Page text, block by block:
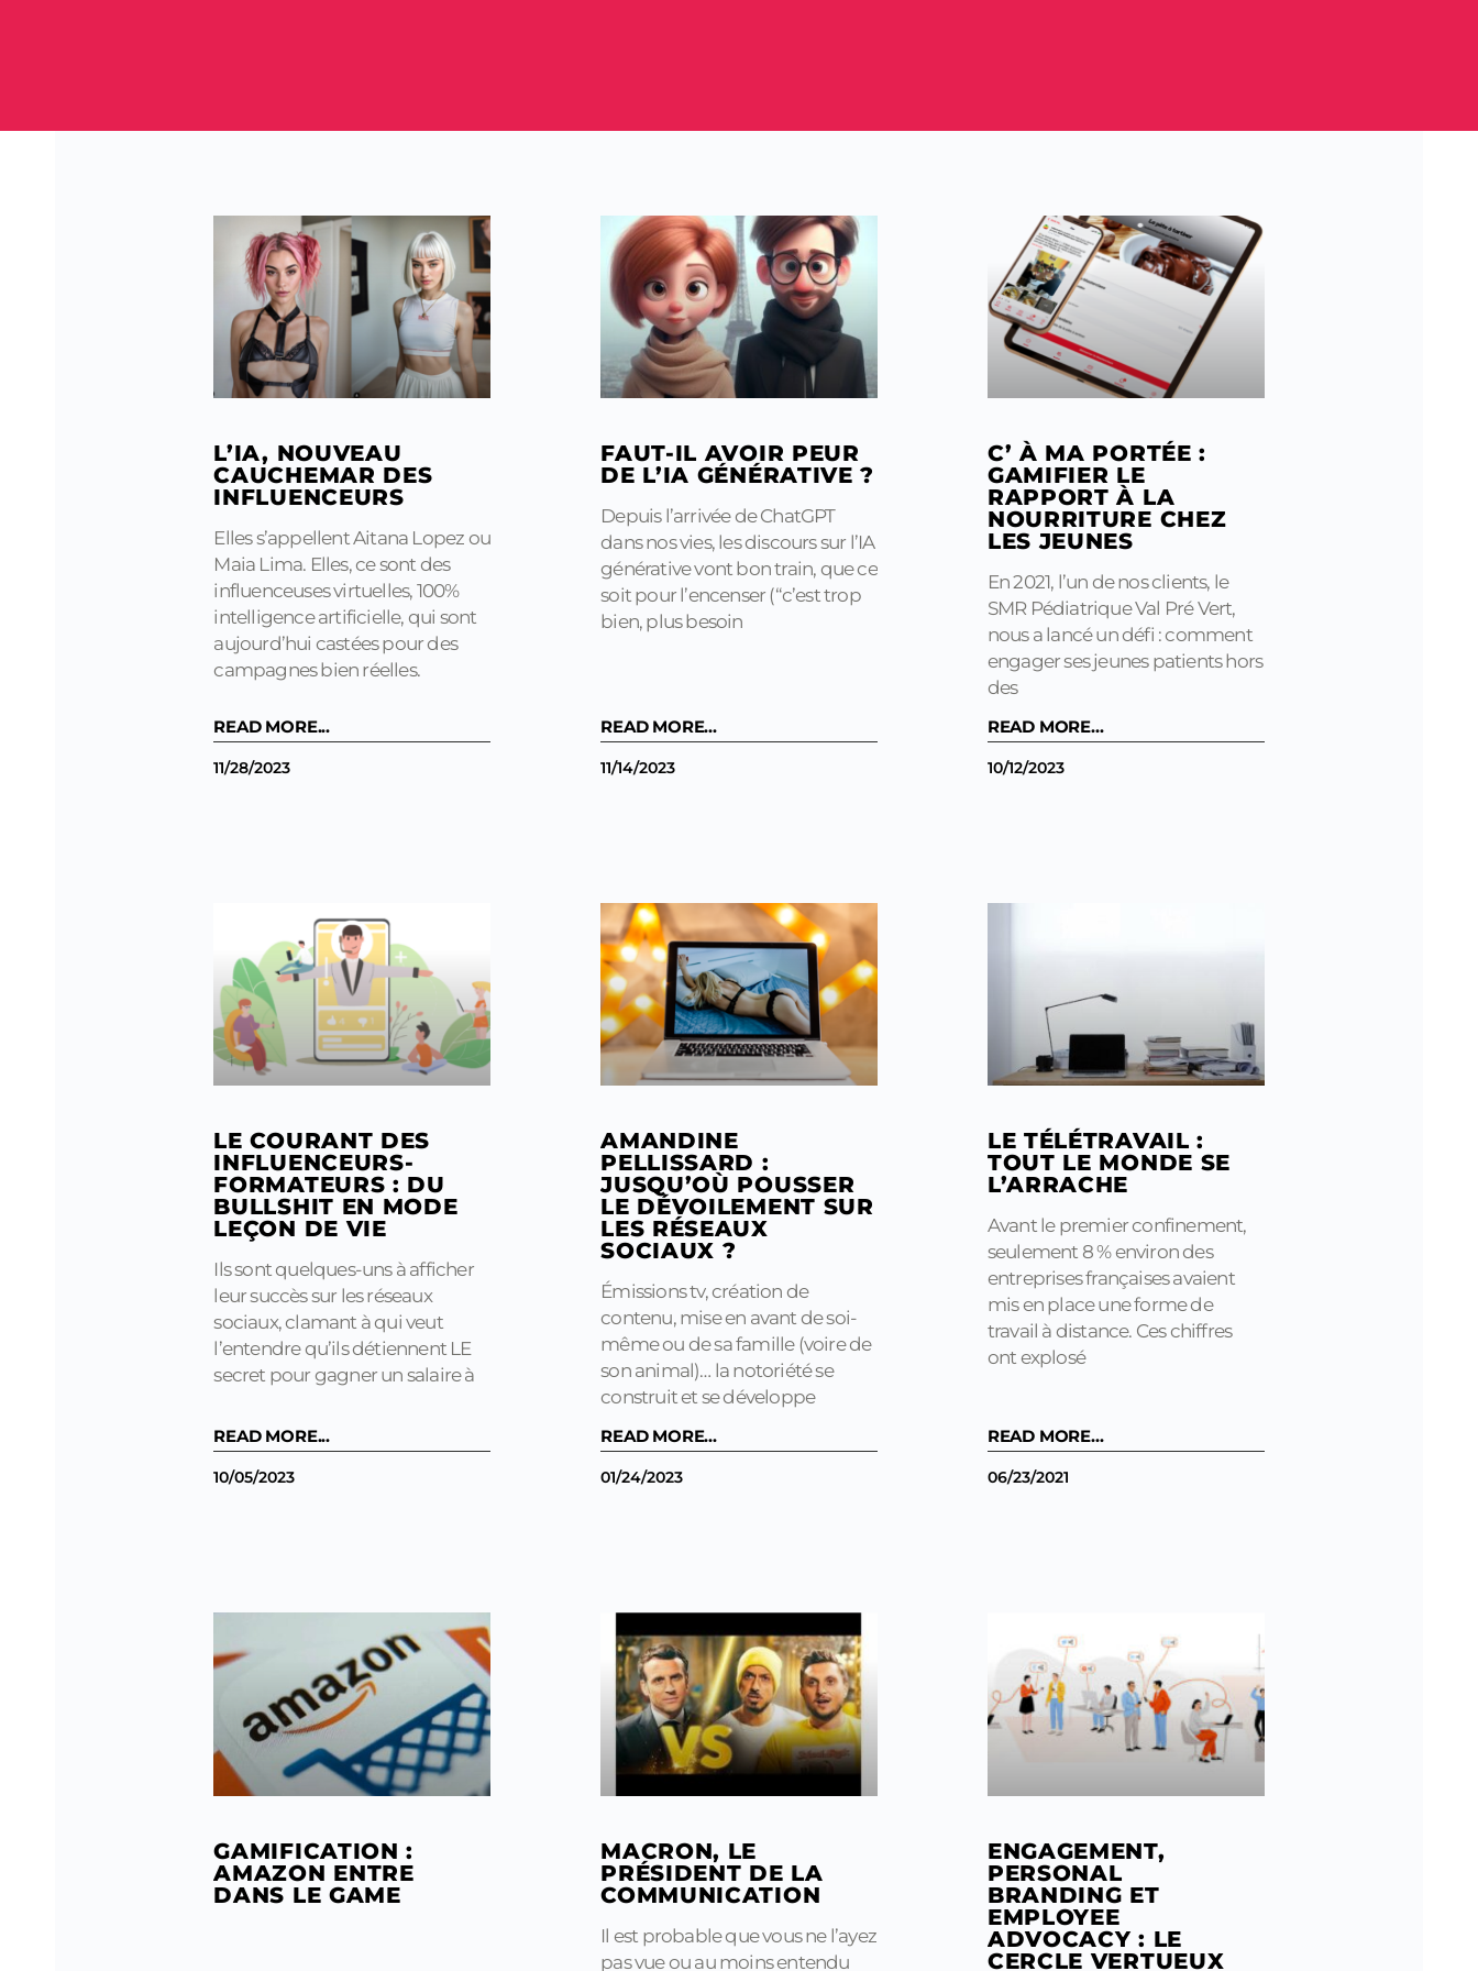
L’IA, NOUVEAU
CAUCHEMAR DES
INFLUENCEURS
Elles s’appellent Aitana Lopez ou
Maia Lima. Elles, ce sont des
influenceuses virtuelles, 100%
intelligence artificielle, qui sont
aujourd’hui castées pour des
campagnes bien réelles.
READ MORE...
11/28/2023
FAUT-IL AVOIR PEUR
DE L’IA GÉNÉRATIVE ?
Depuis l’arrivée de ChatGPT
dans nos vies, les discours sur l’IA
générative vont bon train, que ce
soit pour l’encenser (“c’est trop
bien, plus besoin
READ MORE...
11/14/2023
C’ À MA PORTÉE :
GAMIFIER LE
RAPPORT À LA
NOURRITURE CHEZ
LES JEUNES
En 2021, l’un de nos clients, le
SMR Pédiatrique Val Pré Vert,
nous a lancé un défi : comment
engager ses jeunes patients hors
des
READ MORE...
10/12/2023
LE COURANT DES
INFLUENCEURS-
FORMATEURS : DU
BULLSHIT EN MODE
LEÇON DE VIE
Ils sont quelques-uns à afficher
leur succès sur les réseaux
sociaux, clamant à qui veut
l’entendre qu’ils détiennent LE
secret pour gagner un salaire à
READ MORE...
10/05/2023
AMANDINE
PELLISSARD :
JUSQU’OÙ POUSSER
LE DÉVOILEMENT SUR
LES RÉSEAUX
SOCIAUX ?
Émissions tv, création de
contenu, mise en avant de soi-
même ou de sa famille (voire de
son animal)… la notoriété se
construit et se développe
READ MORE...
01/24/2023
LE TÉLÉTRAVAIL :
TOUT LE MONDE SE
L’ARRACHE
Avant le premier confinement,
seulement 8 % environ des
entreprises françaises avaient
mis en place une forme de
travail à distance. Ces chiffres
ont explosé
READ MORE...
06/23/2021
GAMIFICATION :
AMAZON ENTRE
DANS LE GAME
MACRON, LE
PRÉSIDENT DE LA
COMMUNICATION
Il est probable que vous ne l’ayez
pas vue ou au moins entendu
ENGAGEMENT,
PERSONAL
BRANDING ET
EMPLOYEE
ADVOCACY : LE
CERCLE VERTUEUX